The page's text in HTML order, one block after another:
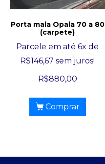
Porta mala Opala 70 a 80
(carpete)
Parcele em até 6x de
R$146,67 sem juros!
R$880,00
Comprar